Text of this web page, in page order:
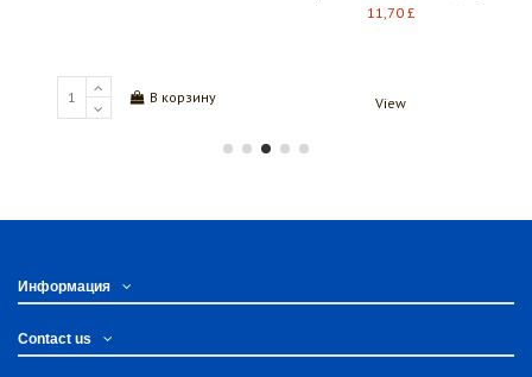
В корзину
11,70 £
View
Информация
Contact us